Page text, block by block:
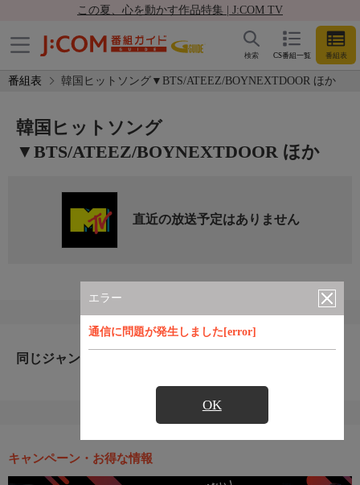
この夏、心を動かす作品特集 | J:COM TV
CS番組一覧 番組表
検索
番組表 韓国ヒットソング▼BTS/ATEEZ/BOYNEXTDOOR ほか
エラー
通信に問題が発生しました[error]
OK
韓国ヒットソング
▼BTS/ATEEZ/BOYNEXTDOOR ほか
直近の放送予定はありません
同じジャンルのおすすめ番組
キャンペーン・お得な情報